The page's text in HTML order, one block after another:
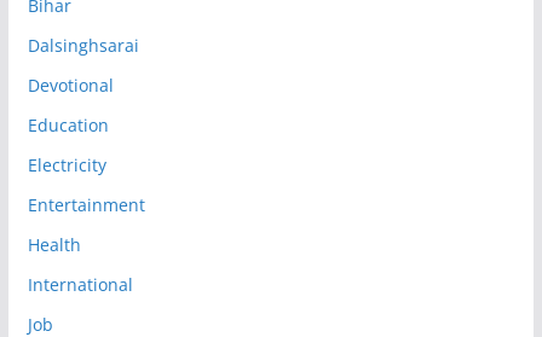
Bihar
Dalsinghsarai
Devotional
Education
Electricity
Entertainment
Health
International
Job